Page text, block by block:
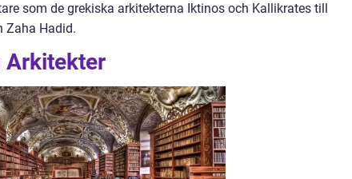
som de grekiska arkitekterna Iktinos och Kallikrates till
Zaha Hadid.
Arkitekter